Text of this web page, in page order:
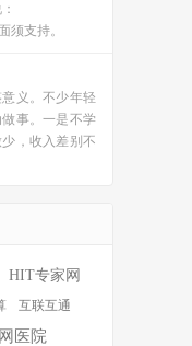
须支持。
义。不少年轻
事。一是不学
，收入差别不
HIT专家网
互联互通
医院